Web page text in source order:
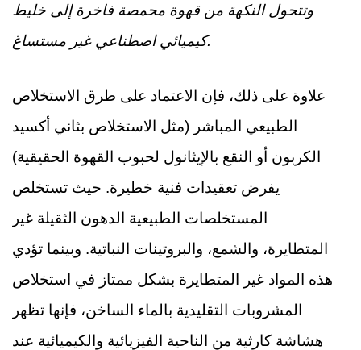
وتتحول النكهة من قهوة محمصة فاخرة إلى خليط
كيميائي اصطناعي غير مستساغ.
علاوة على ذلك، فإن الاعتماد على طرق الاستخلاص
الطبيعي المباشر (مثل الاستخلاص بثاني أكسيد
الكربون أو النقع بالإيثانول لحبوب القهوة الحقيقية)
يفرض تعقيدات فنية خطيرة. حيث تستخلص
المستخلصات الطبيعية الدهون الثقيلة غير
المتطايرة، والشمع، والبروتينات النباتية. وبينما تؤدي
هذه المواد غير المتطايرة بشكل ممتاز في استخلاص
المشروبات التقليدية بالماء الساخن، فإنها تظهر
هشاشة كارثية من الناحية الفيزيائية والكيميائية عند